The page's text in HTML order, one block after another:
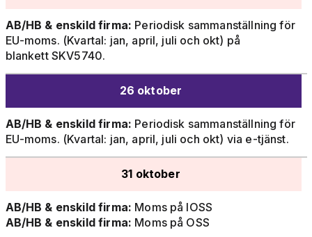
AB/HB & enskild firma: Periodisk sammanställning för
EU-moms. (Kvartal: jan, april, juli och okt) på
blankett SKV5740.
26 oktober
AB/HB & enskild firma: Periodisk sammanställning för
EU-moms. (Kvartal: jan, april, juli och okt) via e-tjänst.
31 oktober
AB/HB & enskild firma: Moms på IOSS
AB/HB & enskild firma: Moms på OSS